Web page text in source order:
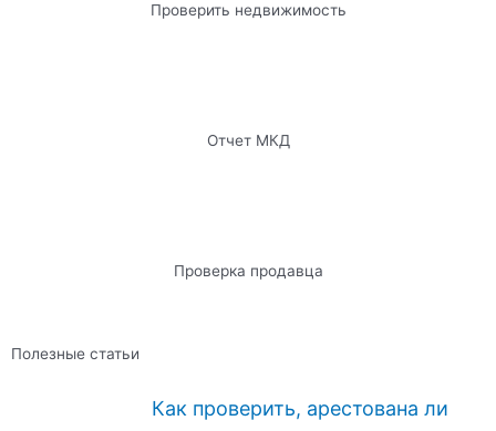
Проверить недвижимость
Отчет МКД
Проверка продавца
Полезные статьи
Как проверить, арестована ли